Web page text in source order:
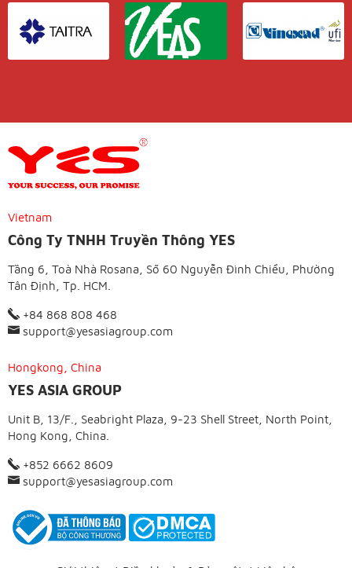
Vietnam
Công Ty TNHH Truyền Thông YES
Tầng 6, Toà Nhà Rosana, Số 60 Nguyễn Đình Chiểu, Phường
Tân Định, Tp. HCM.
+84 868 808 468
support@yesasiagroup.com
Hongkong, China
YES ASIA GROUP
Unit B, 13/F., Seabright Plaza, 9-23 Shell Street, North Point,
Hong Kong, China.
+852 6662 8609
support@yesasiagroup.com